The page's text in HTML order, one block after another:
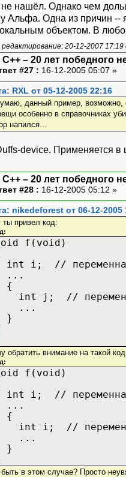
нашёл. Однако чем
Альфа. Одна из причин
объектом. В
20-12-2007
C++ – 20 лет победного
#27 : 16-12-2005 05:07 »
RXL от 05-12-2005 22:16
данный пример, возможно,
особенно в справочниках
напился...
device. Применяется в
C++ – 20 лет победного
#28 : 16-12-2005 05:12 »
nikedeforest от 06-12-2005
ты привел код:
f(void)
int i; //
...
{
int j; //
...
}
обратить внимание на такой код
f(void)
int i; //
...
{
int i; //
...
}
в этом случае? Просто